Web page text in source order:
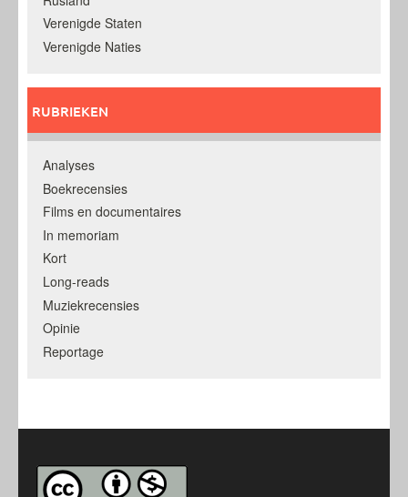
Verenigde Staten
Verenigde Naties
RUBRIEKEN
Analyses
Boekrecensies
Films en documentaires
In memoriam
Kort
Long-reads
Muziekrecensies
Opinie
Reportage